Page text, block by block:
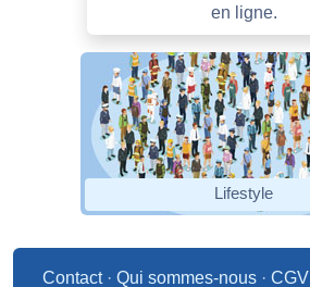
en ligne.
Lifestyle
Contact· Qui sommes-nous · CGV